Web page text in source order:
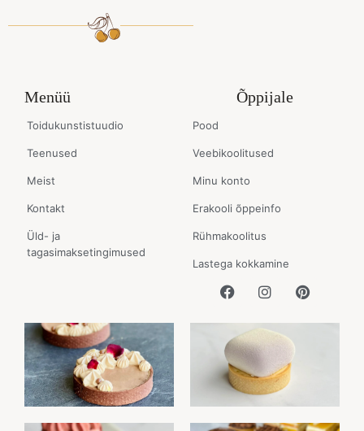
Menüü
Toidukunstistuudio
Teenused
Meist
Kontakt
Üld- ja
tagasimaksetingimused
Õppijale
Pood
Veebikoolitused
Minu konto
Erakooli õppeinfo
Rühmakoolitus
Lastega kokkamine